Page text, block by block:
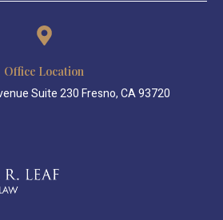
Office Location
Suite 230 Fresno, CA 93720